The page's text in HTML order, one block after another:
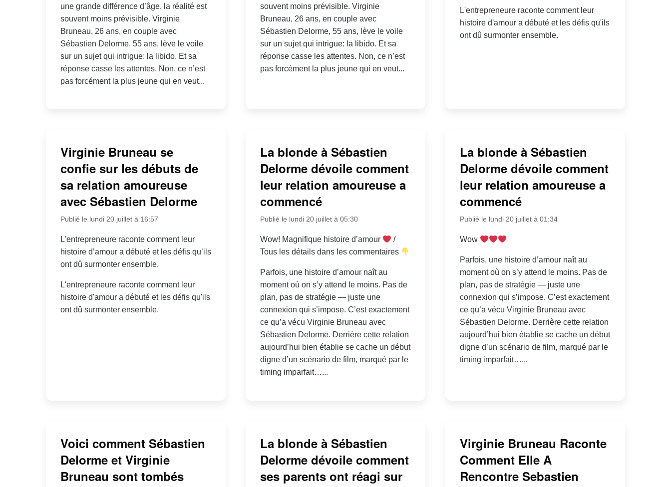
une grande différence d’âge, la réalité est
souvent moins prévisible. Virginie
Bruneau, 26 ans, en couple avec
Sébastien Delorme, 55 ans, lève le voile
sur un sujet qui intrigue: la libido. Et sa
réponse casse les attentes. Non, ce n’est
pas forcément la plus jeune qui en veut...
souvent moins prévisible. Virginie
Bruneau, 26 ans, en couple avec
Sébastien Delorme, 55 ans, lève le voile
sur un sujet qui intrigue: la libido. Et sa
réponse casse les attentes. Non, ce n’est
pas forcément la plus jeune qui en veut...
L'entrepreneure raconte comment leur
histoire d'amour a débuté et les défis qu'ils
ont dû surmonter ensemble.
Virginie Bruneau se
confie sur les débuts de
sa relation amoureuse
avec Sébastien Delorme
Publié le lundi 20 juillet à 16:57
L’entrepreneure raconte comment leur
histoire d’amour a débuté et les défis qu’ils
ont dû surmonter ensemble.
L'entrepreneure raconte comment leur
histoire d'amour a débuté et les défis qu'ils
ont dû surmonter ensemble.
La blonde à Sébastien
Delorme dévoile comment
leur relation amoureuse a
commencé
Publié le lundi 20 juillet à 05:30
Wow! Magnifique histoire d’amour
/
Tous les détails dans les commentaires
Parfois, une histoire d’amour naît au
moment où on s’y attend le moins. Pas de
plan, pas de stratégie — juste une
connexion qui s’impose. C’est exactement
ce qu’a vécu Virginie Bruneau avec
Sébastien Delorme. Derrière cette relation
aujourd’hui bien établie se cache un début
digne d’un scénario de film, marqué par le
timing imparfait…...
La blonde à Sébastien
Delorme dévoile comment
leur relation amoureuse a
commencé
Publié le lundi 20 juillet à 01:34
Wow
Parfois, une histoire d’amour naît au
moment où on s’y attend le moins. Pas de
plan, pas de stratégie — juste une
connexion qui s’impose. C’est exactement
ce qu’a vécu Virginie Bruneau avec
Sébastien Delorme. Derrière cette relation
aujourd’hui bien établie se cache un début
digne d’un scénario de film, marqué par le
timing imparfait…...
Voici comment Sébastien
Delorme et Virginie
Bruneau sont tombés
La blonde à Sébastien
Delorme dévoile comment
ses parents ont réagi sur
Virginie Bruneau Raconte
Comment Elle A
Rencontre Sebastien